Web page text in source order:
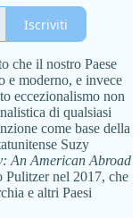
Iscriviti
che il nostro Paese
e moderno, e invece
eccezionalismo non
di qualsiasi
come base della
Suzy
An American Abroad
Pulitzer nel 2017, che
e altri Paesi